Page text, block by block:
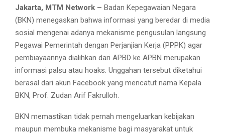
Jakarta, MTM Network – Badan Kepegawaian Negara
(BKN) menegaskan bahwa informasi yang beredar di media
sosial mengenai adanya mekanisme pengusulan langsung
Pegawai Pemerintah dengan Perjanjian Kerja (PPPK) agar
pembiayaannya dialihkan dari APBD ke APBN merupakan
informasi palsu atau hoaks. Unggahan tersebut diketahui
berasal dari akun Facebook yang mencatut nama Kepala
BKN, Prof. Zudan Arif Fakrulloh.
BKN memastikan tidak pernah mengeluarkan kebijakan
maupun membuka mekanisme bagi masyarakat untuk